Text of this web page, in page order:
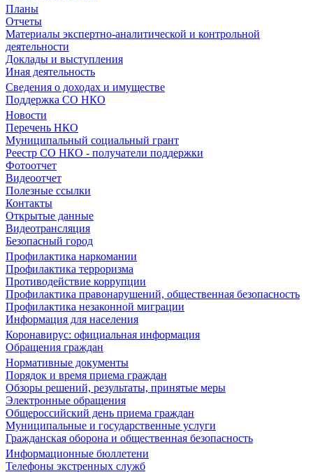
Планы
Отчеты
Материалы экспертно-аналитической и контрольной
деятельности
Доклады и выступления
Иная деятельность
Сведения о доходах и имуществе
Поддержка СО НКО
Новости
Перечень НКО
Муниципальный социальный грант
Реестр СО НКО - получатели поддержки
Фотоотчет
Видеоотчет
Полезные ссылки
Контакты
Открытые данные
Видеотрансляция
Безопасный город
Профилактика наркомании
Профилактика терроризма
Противодействие коррупции
Профилактика правонарушений, общественная безопасность
Профилактика незаконной миграции
Информация для населения
Коронавирус: официальная информация
Обращения граждан
Нормативные документы
Порядок и время приема граждан
Обзоры решений, результаты, принятые меры
Электронные обращения
Общероссийский день приема граждан
Муниципальные и государственные услуги
Гражданская оборона и общественная безопасность
Информационные бюллетени
Телефоны экстренных служб